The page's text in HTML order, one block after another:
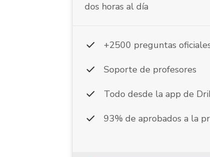
dos horas al día
check +2500 preguntas
check Soporte de profesores
check Todo desde la app de
check 93% de aprobados a la